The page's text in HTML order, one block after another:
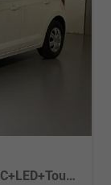
1.0 MPI Sitzheizung+AppConnect+PDC+LED+Touch+Lichtsensor+MultiLenkrad